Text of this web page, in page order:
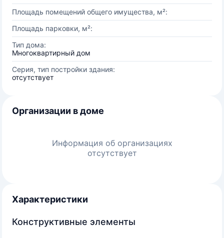
Площадь помещений общего имущества, м²:
Площадь парковки, м²:
Тип дома:
Многоквартирный дом
Серия, тип постройки здания:
отсутствует
Организации в доме
Информация об организациях
отсутствует
Характеристики
Конструктивные элементы